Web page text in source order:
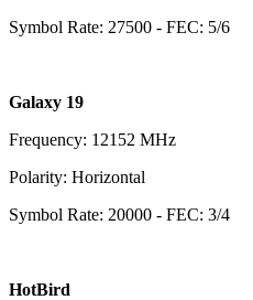
Symbol Rate: 27500 - FEC: 5/6
Galaxy 19
Frequency: 12152 MHz
Polarity: Horizontal
Symbol Rate: 20000 - FEC: 3/4
HotBird